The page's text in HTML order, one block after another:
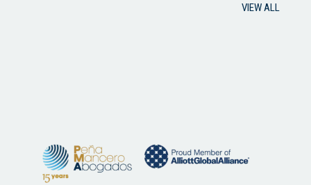
VIEW ALL